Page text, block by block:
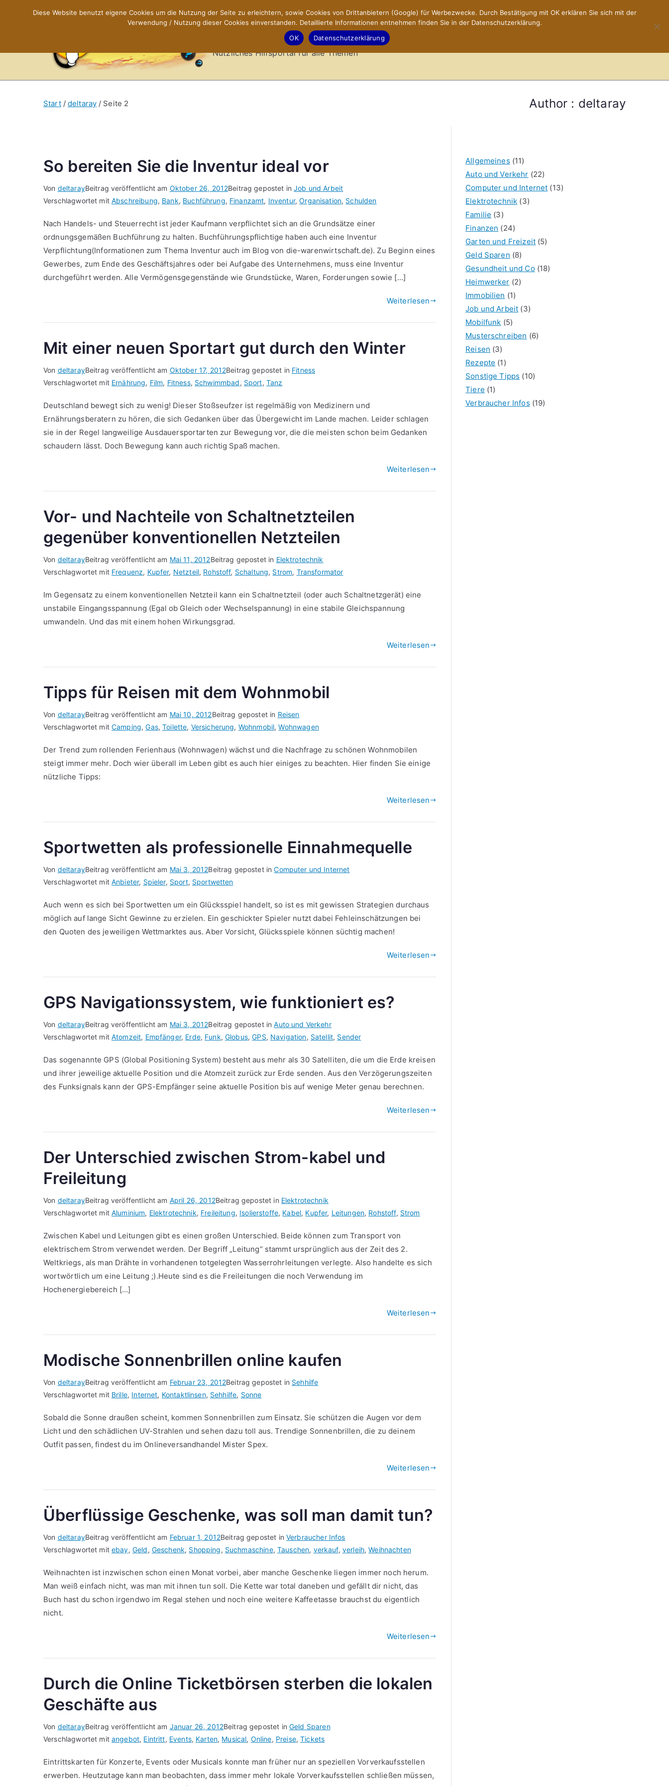
X-Sites.de – Hilfsportal
Nützliches Hilfsportal für alle Themen
Author : deltaray
Start deltaray Seite 2
So bereiten Sie die Inventur ideal vor
Von deltarayBeitrag veröffentlicht am Oktober 26, 2012Beitrag gepostet inJob und Arbeit
Verschlagwortet mitAbschreibung, Bank, Buchführung, Finanzamt, Inventur,Organisation, Schulden
Nach Handels- und Steuerrecht ist jeder Kaufmann verpflichtet sich an die Grundsätze einer
ordnungsgemäßen Buchführung zu halten. Buchführungspflichtige haben auch eine Inventur
Verpflichtung(Informationen zum Thema Inventur auch im Blog von die-warenwirtschaft.de). Zu Beginn eines
Gewerbes, zum Ende des Geschäftsjahres oder bei Aufgabe des Unternehmens, muss eine Inventur
durchgeführt werden. Alle Vermögensgegenstände wie Grundstücke, Waren, Forderungen sowie […]
Weiterlesen
Mit einer neuen Sportart gut durch den Winter
Von deltarayBeitrag veröffentlicht am Oktober 17, 2012Beitrag gepostet in Fitness
Verschlagwortet mit Ernährung, Film, Fitness, Schwimmbad, Sport, Tanz
Deutschland bewegt sich zu wenig! Dieser Stoßseufzer ist regelmäßig von Medizinern und
Ernährungsberatern zu hören, die sich Gedanken über das Übergewicht im Lande machen. Leider schlagen
sie in der Regel langweilige Ausdauersportarten zur Bewegung vor, die die meisten schon beim Gedanken
schaudern lässt. Doch Bewegung kann auch richtig Spaß machen.
Weiterlesen
Vor- und Nachteile von Schaltnetzteilen
gegenüber konventionellen Netzteilen
Von deltarayBeitrag veröffentlicht am Mai 11, 2012Beitrag gepostet in Elektrotechnik
Verschlagwortet mit Frequenz, Kupfer, Netzteil, Rohstoff, Schaltung, Strom, Transformator
Im Gegensatz zu einem konventionellen Netzteil kann ein Schaltnetzteil (oder auch Schaltnetzgerät) eine
unstabile Eingangsspannung (Egal ob Gleich oder Wechselspannung) in eine stabile Gleichspannung
umwandeln. Und das mit einem hohen Wirkungsgrad.
Weiterlesen
Tipps für Reisen mit dem Wohnmobil
Von deltarayBeitrag veröffentlicht am Mai 10, 2012Beitrag gepostet in Reisen
Verschlagwortet mitCamping,Gas,Toilette, Versicherung, Wohnmobil,Wohnwagen
Der Trend zum rollenden Ferienhaus (Wohnwagen) wächst und die Nachfrage zu schönen Wohnmobilen
steigt immer mehr. Doch wier überall im Leben gibt es auch hier einiges zu beachten. Hier finden Sie einige
nützliche Tipps:
Weiterlesen
Sportwetten als professionelle Einnahmequelle
Von deltarayBeitrag veröffentlicht am Mai 3, 2012Beitrag gepostet inComputer und Internet
Verschlagwortet mitAnbieter, Spieler, Sport, Sportwetten
Auch wenn es sich bei Sportwetten um ein Glücksspiel handelt, so ist es mit gewissen Strategien durchaus
möglich auf lange Sicht Gewinne zu erzielen. Ein geschickter Spieler nutzt dabei Fehleinschätzungen bei
den Quoten des jeweiligen Wettmarktes aus. Aber Vorsicht, Glücksspiele können süchtig machen!
Weiterlesen
GPS Navigationssystem, wie funktioniert es?
Von deltarayBeitrag veröffentlicht am Mai 3, 2012Beitrag gepostet inAuto und Verkehr
Verschlagwortet mitAtomzeit, Empfänger, Erde, Funk,Globus,GPS, Navigation, Satellit, Sender
Das sogenannte GPS (Global Positioning System) besteht aus mehr als 30 Satelliten, die um die Erde kreisen
und ihrer jeweilige aktuelle Position und die Atomzeit zurück zur Erde senden. Aus den Verzögerungszeiten
des Funksignals kann der GPS-Empfänger seine aktuelle Position bis auf wenige Meter genau berechnen.
Weiterlesen
Der Unterschied zwischen Strom-kabel und
Freileitung
Von deltarayBeitrag veröffentlicht am April 26, 2012Beitrag gepostet in Elektrotechnik
Verschlagwortet mitAluminium, Elektrotechnik, Freileitung, Isolierstoffe, Kabel, Kupfer, Leitungen, Rohstoff, Strom
Zwischen Kabel und Leitungen gibt es einen großen Unterschied. Beide können zum Transport von
elektrischem Strom verwendet werden. Der Begriff „Leitung“ stammt ursprünglich aus der Zeit des 2.
Weltkriegs, als man Drähte in vorhandenen totgelegten Wasserrohrleitungen verlegte. Also handelte es sich
wortwörtlich um eine Leitung ;).Heute sind es die Freileitungen die noch Verwendung im
Hochenergiebereich […]
Weiterlesen
Modische Sonnenbrillen online kaufen
Von deltarayBeitrag veröffentlicht am Februar 23, 2012Beitrag gepostet in Sehhilfe
Verschlagwortet mit Brille, Internet, Kontaktlinsen, Sehhilfe, Sonne
Sobald die Sonne draußen scheint, kommen Sonnenbrillen zum Einsatz. Sie schützen die Augen vor dem
Licht und den schädlichen UV-Strahlen und sehen dazu toll aus. Trendige Sonnenbrillen, die zu deinem
Outfit passen, findest du im Onlineversandhandel Mister Spex.
Weiterlesen
Überflüssige Geschenke, was soll man damit tun?
Von deltarayBeitrag veröffentlicht am Februar 1, 2012Beitrag gepostet in Verbraucher Infos
Verschlagwortet mitebay, Geld, Geschenk, Shopping, Suchmaschine,Tauschen, verkauf, verleih,Weihnachten
Weihnachten ist inzwischen schon einen Monat vorbei, aber manche Geschenke liegen immer noch herum.
Man weiß einfach nicht, was man mit ihnen tun soll. Die Kette war total daneben und gefällt dir nicht, das
Buch hast du schon irgendwo im Regal stehen und noch eine weitere Kaffeetasse brauchst du eigentlich
nicht.
Weiterlesen
Durch die Online Ticketbörsen sterben die lokalen
Geschäfte aus
Von deltarayBeitrag veröffentlicht am Januar 26, 2012Beitrag gepostet in Geld Sparen
Verschlagwortet mitangebot, Eintritt, Events, Karten, Musical, Online, Preise,Tickets
Eintrittskarten für Konzerte, Events oder Musicals konnte man früher nur an speziellen Vorverkaufsstellen
erwerben. Heutzutage kann man beobachten, dass immer mehr lokale Vorverkaufsstellen schließen müssen,
Allgemeines (11)
Auto und Verkehr (22)
Computer und Internet (13)
Elektrotechnik (3)
Familie (3)
Finanzen (24)
Garten und Freizeit(5)
Geld Sparen (8)
Gesundheit und Co(18)
Heimwerker (2)
Immobilien (1)
Job und Arbeit (3)
Mobilfunk (5)
Musterschreiben (6)
Reisen (3)
Rezepte (1)
Sonstige Tipps (10)
Tiere (1)
Verbraucher Infos (19)
Diese Website benutzt eigene Cookies um die Nutzung der Seite zu erleichtern, sowie Cookies von Drittanbietern (Google) für Werbezwecke. Durch Bestätigung mit OK erklären Sie sich mit der
Verwendung / Nutzung dieser Cookies einverstanden. Detaillierte Informationen entnehmen finden Sie in der Datenschutzerklärung.
OK
Datenschutzerklärung